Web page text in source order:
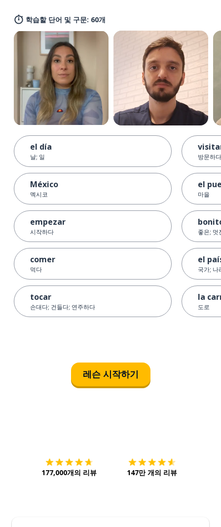
학습할 단어 및 구문: 60개
el día
날; 일
México
멕시코
empezar
시작하다
comer
먹다
tocar
손대다; 건들다; 연주하다
방문하다
el
마을
좋은; 멋
el
국가; 나
la
도로
레슨 시작하기
177,000개의 리뷰 147만 개의 리뷰